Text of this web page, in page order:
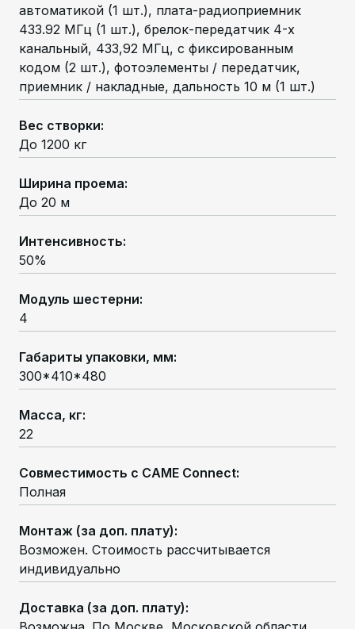
автоматикой (1 шт.), плата-радиоприемник
433.92 МГц (1 шт.), брелок-передатчик 4-х
канальный, 433,92 МГц, с фиксированным
кодом (2 шт.), фотоэлементы / передатчик,
приемник / накладные, дальность 10 м (1 шт.)
Вес створки:
До 1200 кг
Ширина проема:
До 20 м
Интенсивность:
50%
Модуль шестерни:
4
Габариты упаковки, мм:
300*410*480
Масса, кг:
22
Совместимость с CAME Connect:
Полная
Монтаж (за доп. плату):
Возможен. Стоимость рассчитывается
индивидуально
Доставка (за доп. плату):